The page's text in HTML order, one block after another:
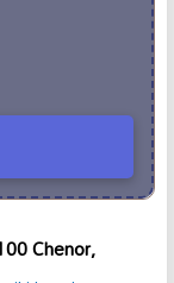
Chenor,